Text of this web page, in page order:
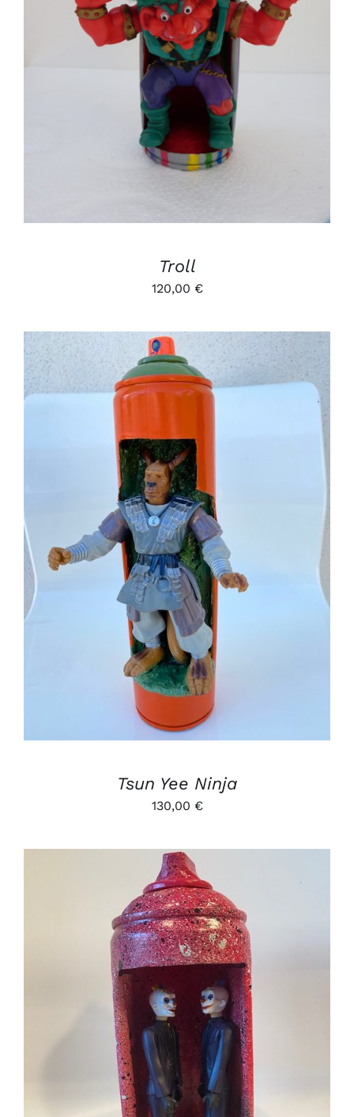
AJOUTER AU PANIER
/
DÉTAILS
Troll
120,00 €
AJOUTER AU PANIER
DÉTAILS
Tsun Yee Ninja
130,00 €
AJOUTER AU PANIER
/